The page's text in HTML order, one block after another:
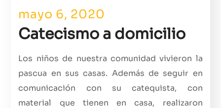
mayo 6, 2020
Catecismo a domicilio
Los niños de nuestra comunidad vivieron la
pascua en sus casas. Además de seguir en
comunicación con su catequista, con
material que tienen en casa, realizaron